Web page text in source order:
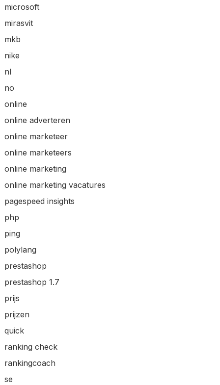
microsoft
mirasvit
mkb
nike
nl
no
online
online adverteren
online marketeer
online marketeers
online marketing
online marketing vacatures
pagespeed insights
php
ping
polylang
prestashop
prestashop 1.7
prijs
prijzen
quick
ranking check
rankingcoach
se